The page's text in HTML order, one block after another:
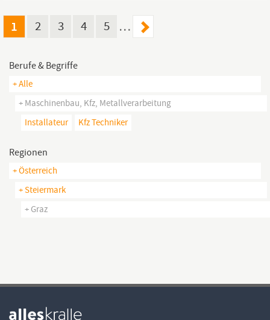
können.
1 2 3 4 5 …
Berufe & Begriffe
+ Alle
+ Maschinenbau, Kfz, Metallverarbeitung
Installateur
Kfz Techniker
Regionen
+ Österreich
+ Steiermark
+ Graz